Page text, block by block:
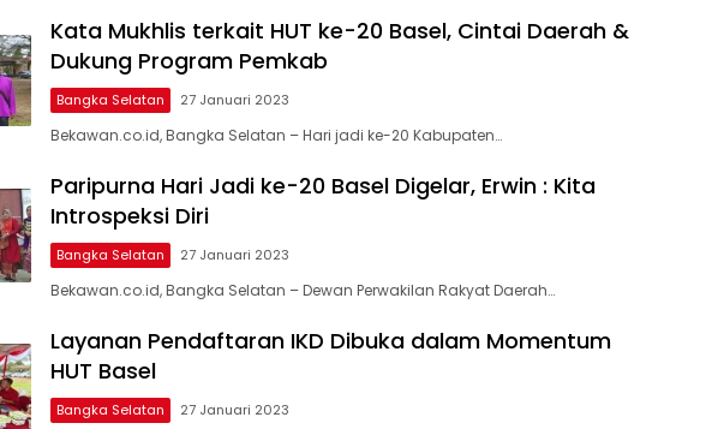
Kata Mukhlis terkait HUT ke-20 Basel, Cintai Daerah &
Dukung Program Pemkab
Bangka Selatan 27 Januari 2023
Bekawan.co.id, Bangka Selatan – Hari jadi ke-20 Kabupaten…
Paripurna Hari Jadi ke-20 Basel Digelar, Erwin : Kita
Introspeksi Diri
Bangka Selatan 27 Januari 2023
Bekawan.co.id, Bangka Selatan – Dewan Perwakilan Rakyat Daerah…
Layanan Pendaftaran IKD Dibuka dalam Momentum
HUT Basel
Bangka Selatan 27 Januari 2023